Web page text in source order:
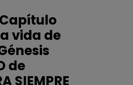
vida de
de
SIEMPRE